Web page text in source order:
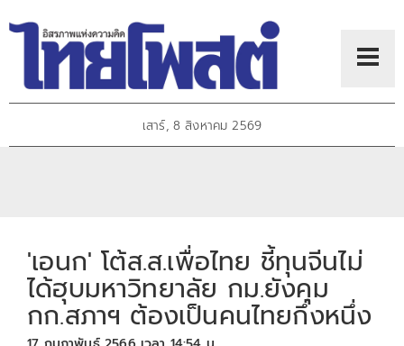
เสาร์, 8 สิงหาคม 2569
'เอนก' โต้ส.ส.เพื่อไทย ชี้ทุนจีนไม่
ได้ฮุบมหาวิทยาลัย กม.ยังคุม
กก.สภาฯ ต้องเป็นคนไทยกึ่งหนึ่ง